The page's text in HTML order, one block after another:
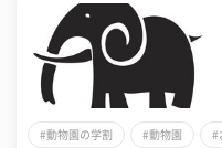
#動物園の学割 #動物園 #